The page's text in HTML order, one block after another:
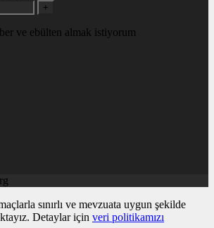
+
ve ebülten almak istiyorum
sınırlı ve mevzuata uygun şekilde
Detaylar için veri politikamızı